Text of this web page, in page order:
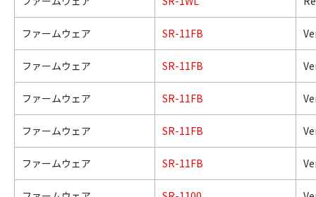
ファームウェア SR-11FB
ファームウェア SR-11FB
ファームウェア SR-11FB
ファームウェア SR-11FB
ファームウェア SR-11FB